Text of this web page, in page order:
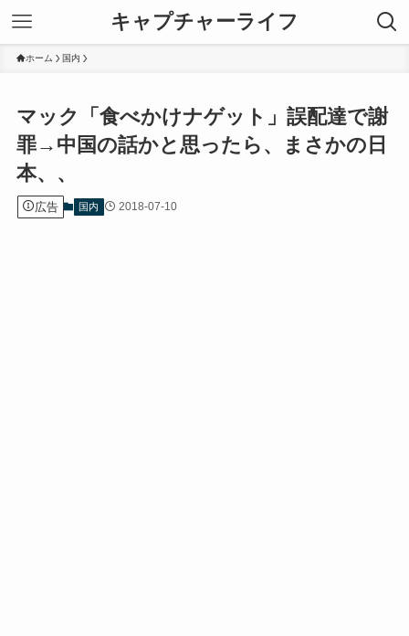
キャプチャーライフ
ホーム 国内
マック「食べかけナゲット」誤配達で謝
罪→中国の話かと思ったら、まさかの日
本、、
広告 国内 2018-07-10